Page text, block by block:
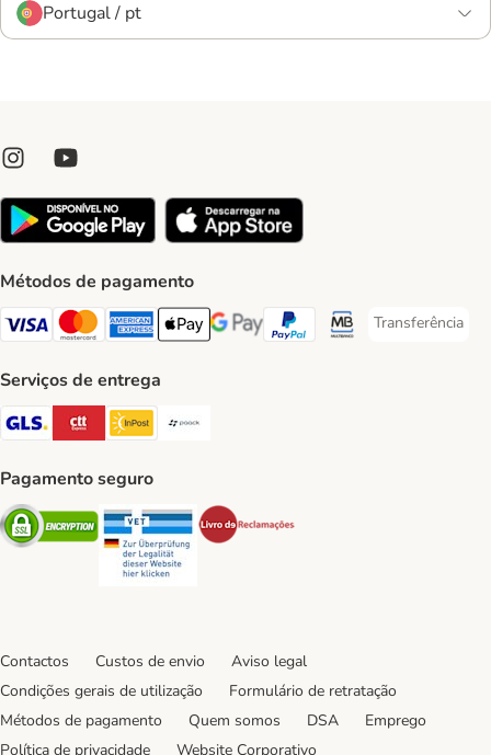
Portugal / pt
Métodos de pagamento
Visa Payment Method
Mastercard Payment Method
American Express Payment Method
Apple Pay Payment Method
Google Pay Payment Method
PayPal Payment Method
Multibanco Payment
Transferência
Transferência
Serviços de entrega
GLS Shipping Method
CTTExpress Shipping Method
InPost Shipping Method
Pagamento seguro
Security Security
Contactos Custos de envio
Aviso legal
Condições gerais de utilização
Formulário de retratação
Métodos de pagamento
Quem somos DSA
Emprego
Política de privacidade
Website Corporativo